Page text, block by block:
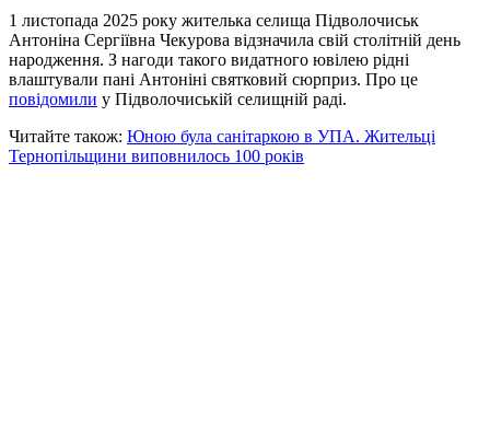
1 листопада 2025 року жителька селища Підволочиськ
Антоніна Сергіївна Чекурова відзначила свій столітній день
народження. З нагоди такого видатного ювілею рідні
влаштували пані Антоніні святковий сюрприз. Про це
повідомили у Підволочиській селищній раді.
Читайте також: Юною була санітаркою в УПА. Жительці
Тернопільщини виповнилось 100 років